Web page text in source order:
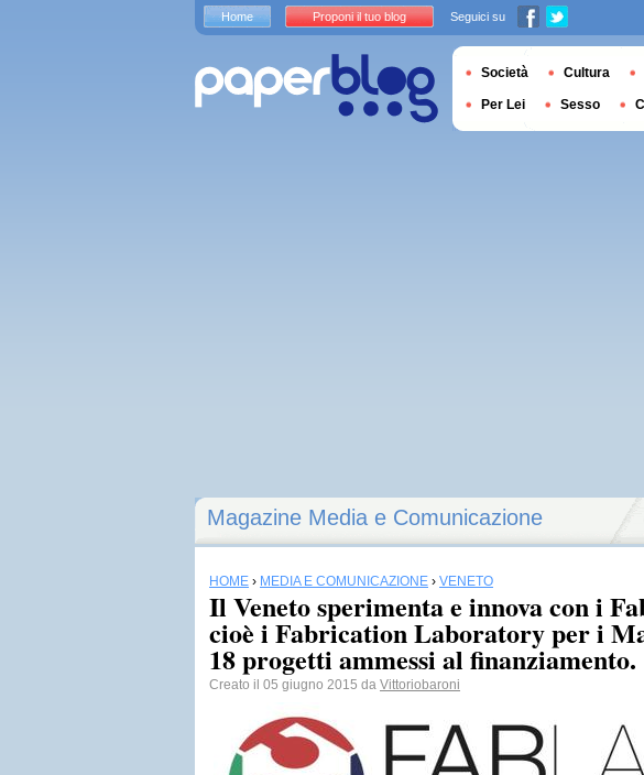
Magazine Media e Comunicazione
HOME › MEDIA E COMUNICAZIONE › VENETO
Il Veneto sperimenta e innova con i
cioè i Fabrication Laboratory per i
18 progetti ammessi al finanziamento.
Creato il 05 giugno 2015 da Vittoriobaroni
Home Proponi il tuo blog Seguici su
Società Cultura
Per Lei Sesso